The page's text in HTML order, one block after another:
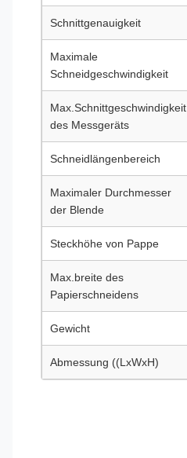
Schnittgenauigkeit
Maximale
Schneidgeschwindigkeit
Max.Schnittgeschwindigkeit
des Messgeräts
Schneidlängenbereich
Maximaler Durchmesser
der Blende
Steckhöhe von Pappe
Max.breite des
Papierschneidens
Gewicht
Abmessung ((LxWxH)